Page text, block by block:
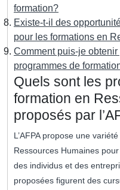
formation?
Existe-t-il des
pour les formations en
Comment puis-je
programmes de
Quels sont les
formation en
proposés par
L’AFPA propose une
Ressources Humaines
des individus et des
proposées figurent des